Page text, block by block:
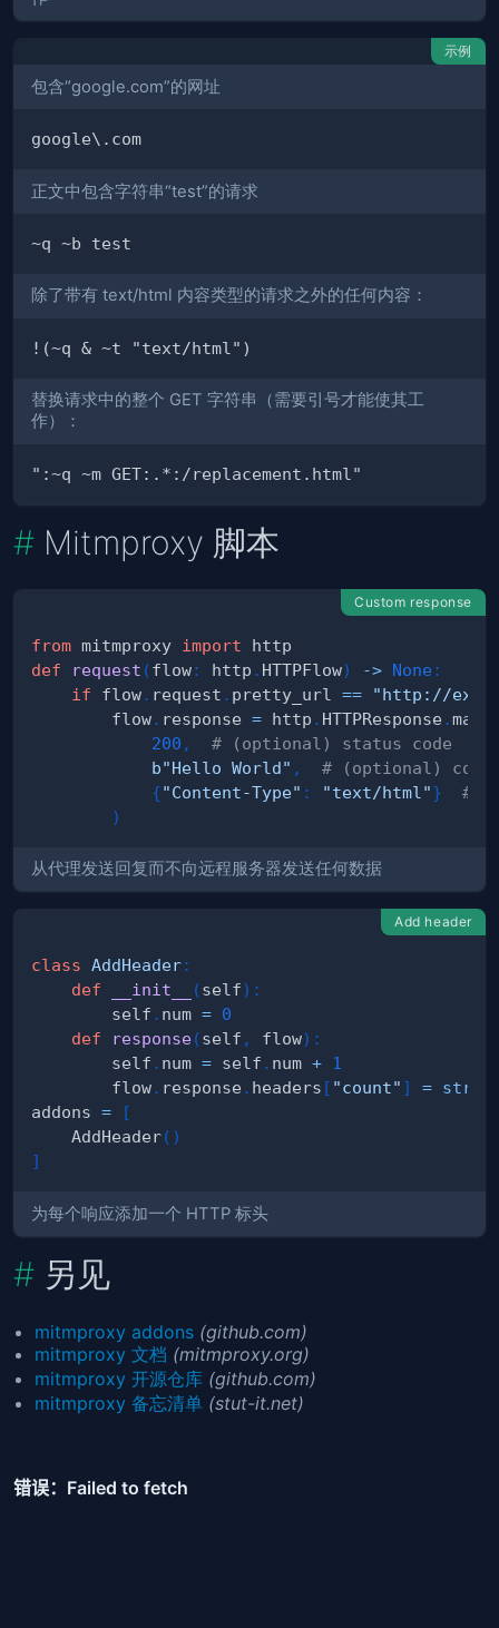
示例
包含“google.com”的网址
正文中包含字符串“test”的请求
除了带有 text/html 内容类型的请求之外的任何内容：
替换请求中的整个 GET 字符串（需要引号才能使其工
作）：
Mitmproxy 脚本
Custom response
from mitmproxy import
def
request (flow: http . HTTPFlow) -> None :
if flow. request . pretty_url ==
"http://
        flow
. response = http . HTTPResponse .make
200 ,
# (optional) status code
b"Hello World" ,
# (optional)
{"Content-Type" : "text/html"}
#
)
从代理发送回复而不向远程服务器发送任何数据
Add header
class AddHeader:
def
__init__ (self) :
        self
. num = 0
def
response(self , flow) :
        self
. num = self . num + 1
        flow
. response . headers [ "count" ] = str
addons =
[
    AddHeader
( )
]
为每个响应添加一个 HTTP 标头
另见
mitmproxy addons (github.com)
mitmproxy 文档 (mitmproxy.org)
mitmproxy 开源仓库 (github.com)
mitmproxy 备忘清单 (stut-it.net)